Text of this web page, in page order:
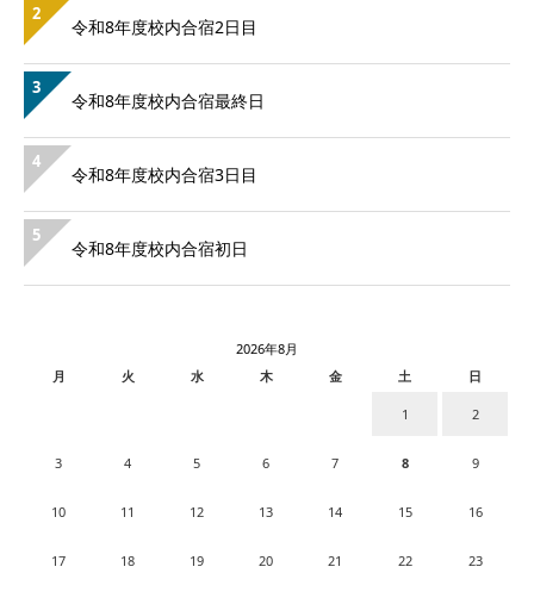
2
令和8年度校内合宿2日目
3
令和8年度校内合宿最終日
4
令和8年度校内合宿3日目
5
令和8年度校内合宿初日
2026年8月
月
火 水 木 金 土 日
1 2
3 4 5 6 7 8 9
10 11 12 13 14 15 16
17 18 19 20 21 22 23